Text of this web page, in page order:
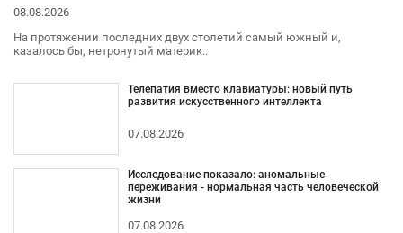
08.08.2026
На протяжении последних двух столетий самый южный и,
казалось бы, нетронутый материк..
Телепатия вместо клавиатуры: новый путь
развития искусственного интеллекта
07.08.2026
Исследование показало: аномальные
переживания - нормальная часть человеческой
жизни
07.08.2026